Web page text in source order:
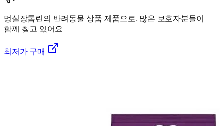
멍실장톰린의 반려동물 상품 제품으로, 많은 보호자분들이
함께 찾고 있어요.
최저가 구매